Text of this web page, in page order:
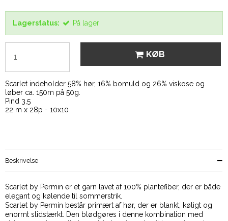
Lagerstatus: På lager
KØB
Scarlet indeholder 58% hør, 16% bomuld og 26% viskose og
løber ca. 150m på 50g.
Pind 3,5
22 m x 28p - 10x10
Beskrivelse
Scarlet by Permin er et garn lavet af 100% plantefiber, der er både
elegant og kølende til sommerstrik.
Scarlet by Permin består primært af hør, der er blankt, køligt og
enormt slidstærkt. Den blødgøres i denne kombination med